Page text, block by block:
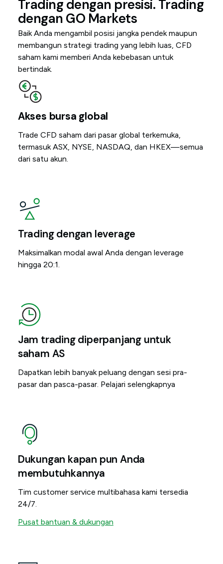
Trading dengan presisi. Trading
dengan GO Markets
Baik Anda mengambil posisi jangka pendek maupun
membangun strategi trading yang lebih luas, CFD
saham kami memberi Anda kebebasan untuk
bertindak.
Akses bursa global
Trade CFD saham dari pasar global terkemuka,
termasuk ASX, NYSE, NASDAQ, dan HKEX—semua
dari satu akun.
Trading dengan leverage
Maksimalkan modal awal Anda dengan leverage
hingga 20:1.
Jam trading diperpanjang untuk
saham AS
Dapatkan lebih banyak peluang dengan sesi pra-
pasar dan pasca-pasar. Pelajari selengkapnya
Dukungan kapan pun Anda
membutuhkannya
Tim customer service multibahasa kami tersedia
24/7.
Pusat bantuan & dukungan